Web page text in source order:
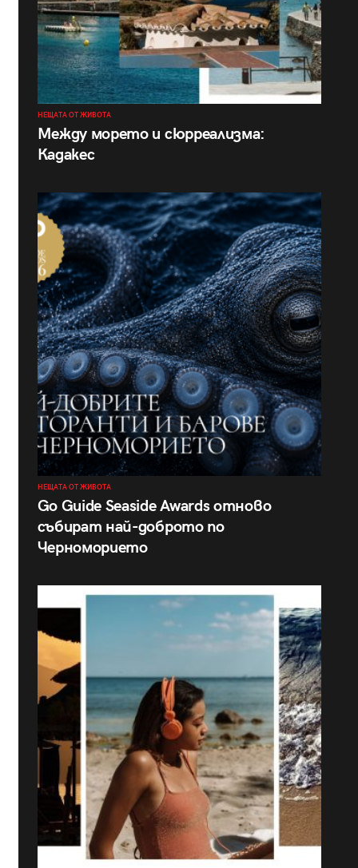
НЕЩАТА ОТ ЖИВОТА
Между морето и сюрреализма:
Кадакес
НЕЩАТА ОТ ЖИВОТА
Go Guide Seaside Awards отново
събират най-доброто по
Черноморието